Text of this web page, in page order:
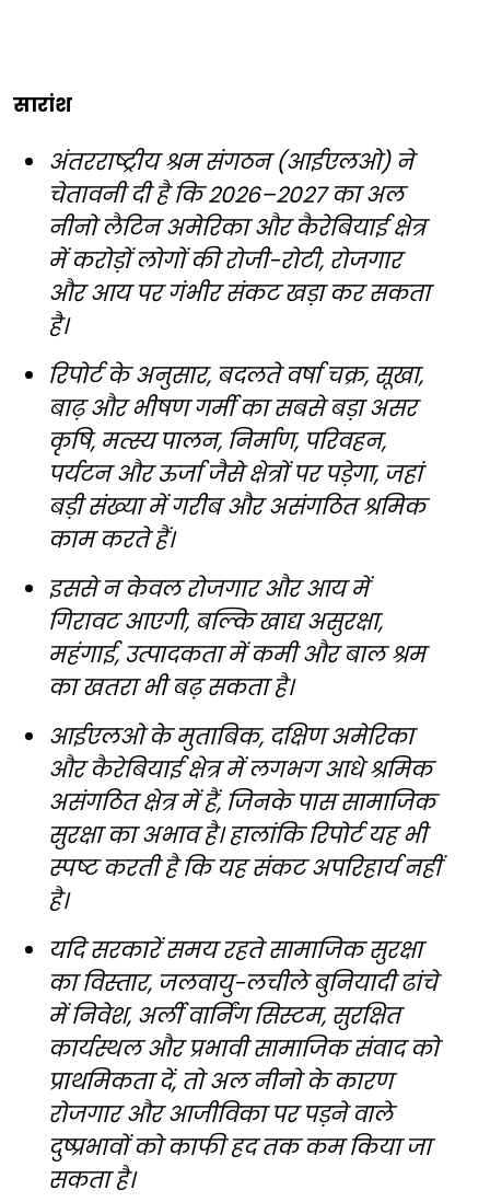
सारांश
अंतरराष्ट्रीय श्रम संगठन (आईएलओ) ने
चेतावनी दी है कि 2026–2027 का अल
नीनो लैटिन अमेरिका और कैरेबियाई क्षेत्र
में करोड़ों लोगों की रोजी-रोटी, रोजगार
और आय पर गंभीर संकट खड़ा कर सकता
है।
रिपोर्ट के अनुसार, बदलते वर्षा चक्र, सूखा,
बाढ़ और भीषण गर्मी का सबसे बड़ा असर
कृषि, मत्स्य पालन, निर्माण, परिवहन,
पर्यटन और ऊर्जा जैसे क्षेत्रों पर पड़ेगा, जहां
बड़ी संख्या में गरीब और असंगठित श्रमिक
काम करते हैं।
इससे न केवल रोजगार और आय में
गिरावट आएगी, बल्कि खाद्य असुरक्षा,
महंगाई, उत्पादकता में कमी और बाल श्रम
का खतरा भी बढ़ सकता है।
आईएलओ के मुताबिक, दक्षिण अमेरिका
और कैरेबियाई क्षेत्र में लगभग आधे श्रमिक
असंगठित क्षेत्र में हैं, जिनके पास सामाजिक
सुरक्षा का अभाव है। हालांकि रिपोर्ट यह भी
स्पष्ट करती है कि यह संकट अपरिहार्य नहीं
है।
यदि सरकारें समय रहते सामाजिक सुरक्षा
का विस्तार, जलवायु-लचीले बुनियादी ढांचे
में निवेश, अर्ली वार्निंग सिस्टम, सुरक्षित
कार्यस्थल और प्रभावी सामाजिक संवाद को
प्राथमिकता दें, तो अल नीनो के कारण
रोजगार और आजीविका पर पड़ने वाले
दुष्प्रभावों को काफी हद तक कम किया जा
सकता है।